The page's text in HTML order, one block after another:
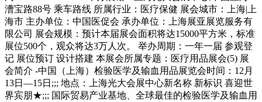
漕宝路88号 乘车路线 所属行业：医疗保健 展会城市：上海|上
海市 主办单位：中国医促会 承办单位：上海展亚展览服务有
限公司 展会规模：预计本届展会面积将达15000平方米，标准
展位500个，观众将达3万人次。 举办周期：一年一届 参观登
记 展位预订 设计搭建 本展会所属专题：医疗用品展会(5) 展
会简介 -中国（上海）检验医学及输血用品展览会时间：12月
13日—15日;;; 地点：上海光大会展中心新名称 新标识 喜迎世
界宾朋★;;; 国际贸易产业基地、全球最佳的检验医学及输血用